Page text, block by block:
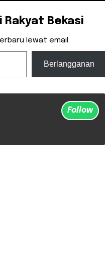
Rakyat Bekasi
lewat email.
Berlangganan
Follow